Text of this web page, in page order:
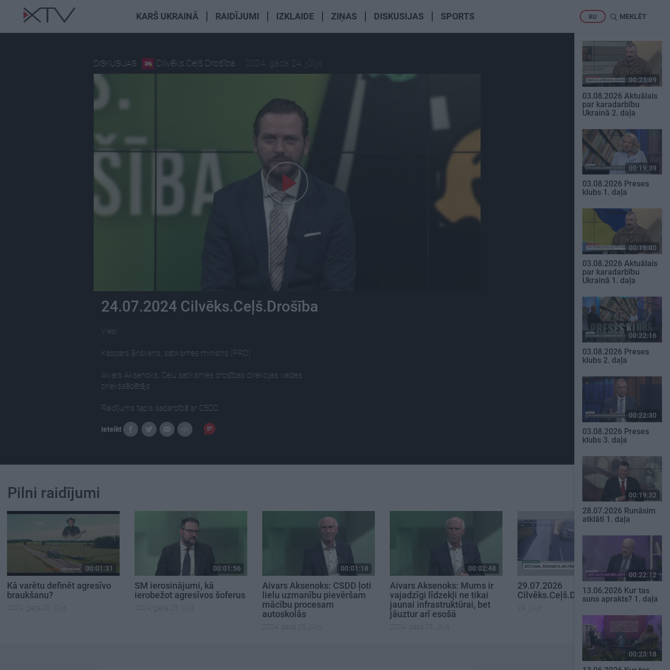
KARŠ UKRAINĀ RAIDĪJUMI IZKLAIDE ZIŅAS DISKUSIJAS SPORTS RU MEKLĒT
DISKUSIJAS Cilvēks.Ceļš.Drošība 2024. gada 24. jūlijs
24.07.2024 Cilvēks.Ceļš.Drošība
Viesi:
Kaspars Briškens, satiksmes ministrs (PRO)
Aivars Aksenoks, Ceļu satiksmes drošības direkcijas valdes
priekšsēdētājs
Raidījums tapis sadarbībā ar CSDD.
Ieteikt
Pilni raidījumi
00:01:31
Kā varētu definēt agresīvo
braukšanu?
2024. gada 25. jūlijs
00:01:56
SM ierosinājumi, kā
ierobežot agresīvos šoferus
2024. gada 25. jūlijs
00:01:18
Aivars Aksenoks: CSDD ļoti
lielu uzmanību pievēršam
mācību procesam
autoskolās
2024. gada 25. jūlijs
00:02:48
Aivars Aksenoks: Mums ir
vajadzīgi līdzekļi ne tikai
jaunai infrastruktūrai, bet
jāuztur arī esošā
2024. gada 25. jūlijs
00:22:02
29.07.2026
Cilvēks.Ceļš.Drošība
29. jūlijs
00:23:09
03.08.2026 Aktuālais
par karadarbību
Ukrainā 2. daļa
00:19:39
03.08.2026 Preses
klubs 1. daļa
00:19:00
03.08.2026 Aktuālais
par karadarbību
Ukrainā 1. daļa
00:22:16
03.08.2026 Preses
klubs 2. daļa
00:22:30
03.08.2026 Preses
klubs 3. daļa
00:19:32
28.07.2026 Runāsim
atklāti 1. daļa
00:22:12
13.06.2026 Kur tas
suns aprakts? 1. daļa
00:23:18